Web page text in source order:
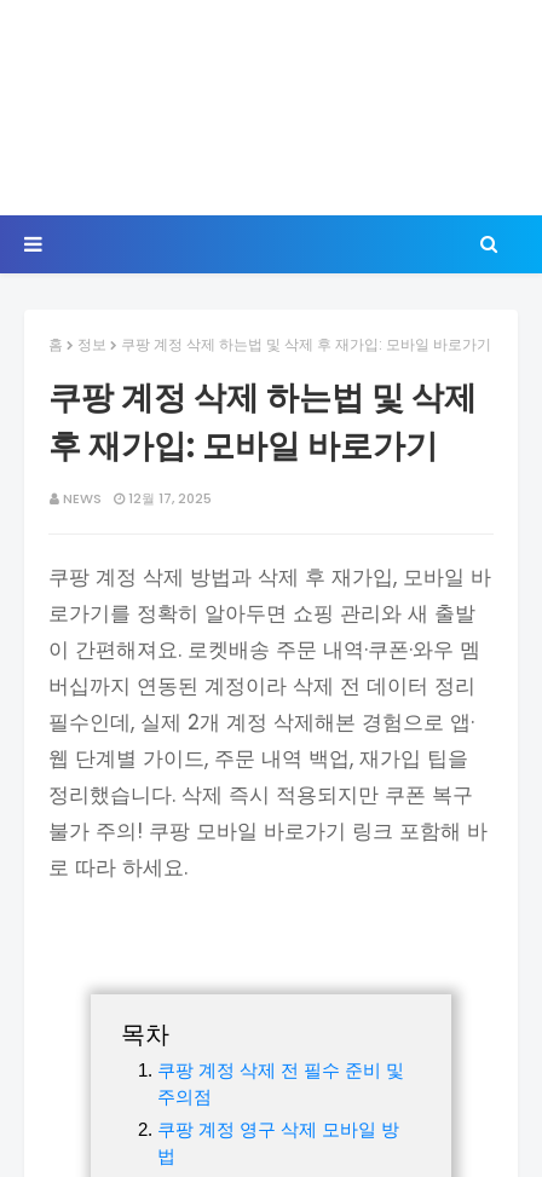
홈 정보 쿠팡 계정 삭제 하는법 및 삭제 후 재가입: 모바일 바로가기
쿠팡 계정 삭제 하는법 및 삭제
후 재가입: 모바일 바로가기
NEWS 12월 17, 2025
쿠팡 계정 삭제 방법과 삭제 후 재가입, 모바일 바
로가기를 정확히 알아두면 쇼핑 관리와 새 출발
이 간편해져요. 로켓배송 주문 내역·쿠폰·와우 멤
버십까지 연동된 계정이라 삭제 전 데이터 정리
필수인데, 실제 2개 계정 삭제해본 경험으로 앱·
웹 단계별 가이드, 주문 내역 백업, 재가입 팁을
정리했습니다. 삭제 즉시 적용되지만 쿠폰 복구
불가 주의! 쿠팡 모바일 바로가기 링크 포함해 바
로 따라 하세요.
목차
쿠팡 계정 삭제 전 필수 준비 및
주의점
쿠팡 계정 영구 삭제 모바일 방
법